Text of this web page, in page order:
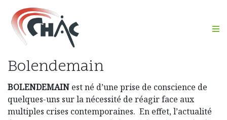
Bolendemain
BOLENDEMAIN est né d’une prise de conscience de
quelques-uns sur la nécessité de réagir face aux
multiples crises contemporaines. En effet, l’actualité